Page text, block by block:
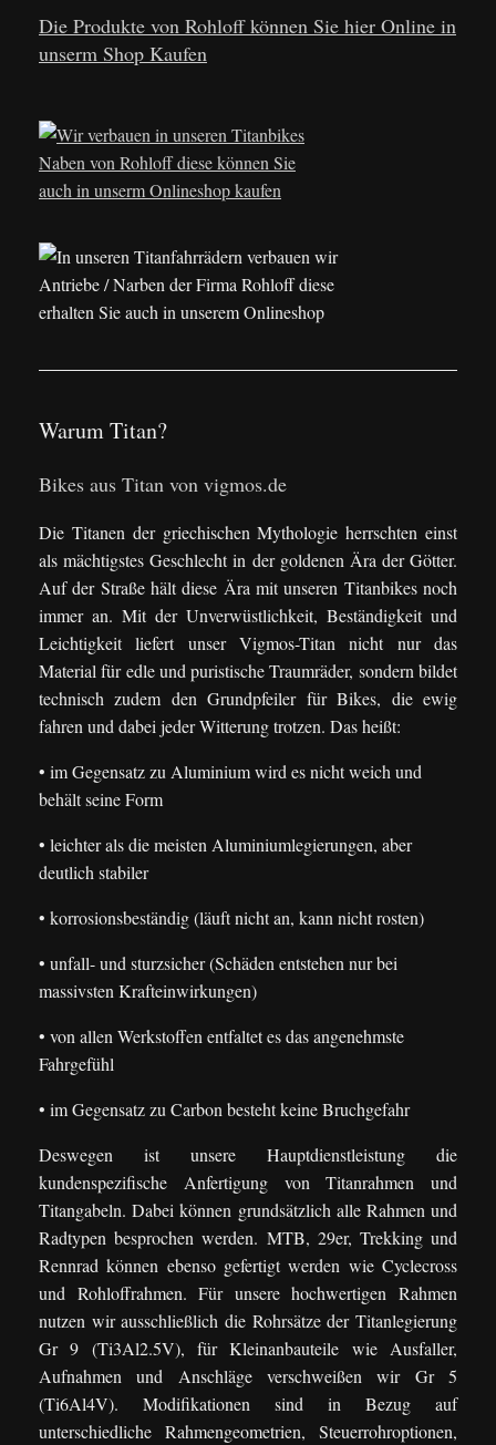
Die Produkte von Rohloff können Sie hier Online in
unserm Shop Kaufen
Warum Titan?
Bikes aus Titan von vigmos.de
Die Titanen der griechischen Mythologie herrschten einst
als mächtigstes Geschlecht in der goldenen Ära der Götter.
Auf der Straße hält diese Ära mit unseren Titanbikes noch
immer an. Mit der Unverwüstlichkeit, Beständigkeit und
Leichtigkeit liefert unser Vigmos-Titan nicht nur das
Material für edle und puristische Traumräder, sondern bildet
technisch zudem den Grundpfeiler für Bikes, die ewig
fahren und dabei jeder Witterung trotzen. Das heißt:
• im Gegensatz zu Aluminium wird es nicht weich und
behält seine Form
• leichter als die meisten Aluminiumlegierungen, aber
deutlich stabiler
• korrosionsbeständig (läuft nicht an, kann nicht rosten)
• unfall- und sturzsicher (Schäden entstehen nur bei
massivsten Krafteinwirkungen)
• von allen Werkstoffen entfaltet es das angenehmste
Fahrgefühl
• im Gegensatz zu Carbon besteht keine Bruchgefahr
Deswegen ist unsere Hauptdienstleistung die
kundenspezifische Anfertigung von Titanrahmen und
Titangabeln. Dabei können grundsätzlich alle Rahmen und
Radtypen besprochen werden. MTB, 29er, Trekking und
Rennrad können ebenso gefertigt werden wie Cyclecross
und Rohloffrahmen. Für unsere hochwertigen Rahmen
nutzen wir ausschließlich die Rohrsätze der Titanlegierung
Gr 9 (Ti3Al2.5V), für Kleinanbauteile wie Ausfaller,
Aufnahmen und Anschläge verschweißen wir Gr 5
(Ti6Al4V). Modifikationen sind in Bezug auf
unterschiedliche Rahmengeometrien, Steuerrohroptionen,